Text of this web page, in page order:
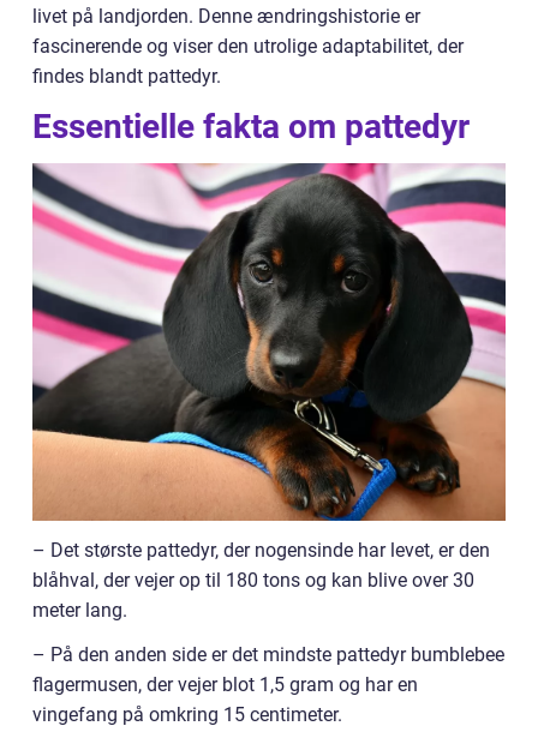
livet på landjorden. Denne ændringshistorie er
fascinerende og viser den utrolige adaptabilitet, der
findes blandt pattedyr.
Essentielle fakta om pattedyr
– Det største pattedyr, der nogensinde har levet, er den
blåhval, der vejer op til 180 tons og kan blive over 30
meter lang.
– På den anden side er det mindste pattedyr bumblebee
flagermusen, der vejer blot 1,5 gram og har en
vingefang på omkring 15 centimeter.